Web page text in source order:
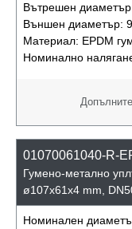
Вътрешен
Външен диаметър:
Материал: EPDM
Номинално
01070061040-R-
Гумено-метално
ø107x61x4 mm,
Номинален